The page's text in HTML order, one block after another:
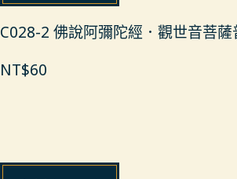
C028-2 佛說阿彌陀經．觀世音菩薩
NT$60